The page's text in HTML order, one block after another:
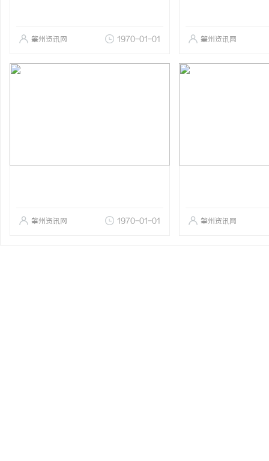
肇州资讯网 1970-01-01 肇州资讯网
肇州资讯网 1970-01-01 肇州资讯网